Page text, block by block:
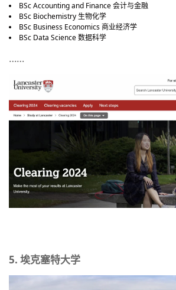
BSc Accounting and Finance 会计与金融
BSc Biochemistry 生物化学
BSc Business Economics 商业经济学
BSc Data Science 数据科学
……
5. 埃克塞特大学